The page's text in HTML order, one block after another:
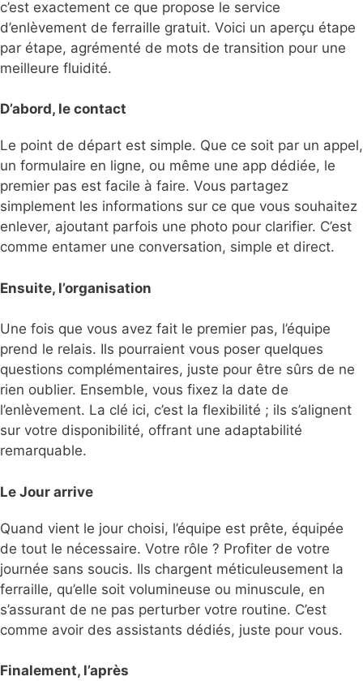
c’est exactement ce que propose le service
d’enlèvement de ferraille gratuit. Voici un aperçu étape
par étape, agrémenté de mots de transition pour une
meilleure fluidité.
D’abord, le contact
Le point de départ est simple. Que ce soit par un appel,
un formulaire en ligne, ou même une app dédiée, le
premier pas est facile à faire. Vous partagez
simplement les informations sur ce que vous souhaitez
enlever, ajoutant parfois une photo pour clarifier. C’est
comme entamer une conversation, simple et direct.
Ensuite, l’organisation
Une fois que vous avez fait le premier pas, l’équipe
prend le relais. Ils pourraient vous poser quelques
questions complémentaires, juste pour être sûrs de ne
rien oublier. Ensemble, vous fixez la date de
l’enlèvement. La clé ici, c’est la flexibilité ; ils s’alignent
sur votre disponibilité, offrant une adaptabilité
remarquable.
Le Jour arrive
Quand vient le jour choisi, l’équipe est prête, équipée
de tout le nécessaire. Votre rôle ? Profiter de votre
journée sans soucis. Ils chargent méticuleusement la
ferraille, qu’elle soit volumineuse ou minuscule, en
s’assurant de ne pas perturber votre routine. C’est
comme avoir des assistants dédiés, juste pour vous.
Finalement, l’après